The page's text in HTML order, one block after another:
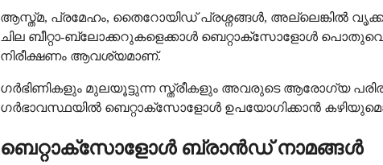
ആസ്ത്മ, പ്രമേഹം, തൈറോയിഡ് പ്രശ്നങ്ങൾ, അല്ലെങ്കിൽ
ചില ബീറ്റാ-ബ്ലോക്കറുകളെക്കാൾ ബെറ്റാക്സോളോൾ പൊതുവെ
നിരീക്ഷണം ആവശ്യമാണ്.
ഗർഭിണികളും മുലയൂട്ടുന്ന സ്ത്രീകളും അവരുടെ ആരോഗ്യ
ഗർഭാവസ്ഥയിൽ ബെറ്റാക്സോളോൾ ഉപയോഗിക്കാൻ
ബെറ്റാക്സോളോൾ ബ്രാൻഡ് നാമങ്ങൾ